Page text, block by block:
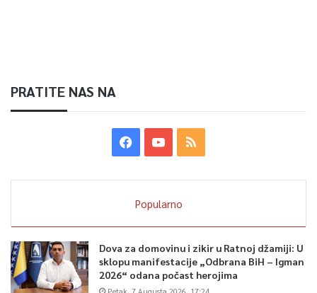
PRATITE NAS NA
Popularno
Dova za domovinu i zikir u Ratnoj džamiji: U
sklopu manifestacije „Odbrana BiH – Igman
2026“ odana počast herojima